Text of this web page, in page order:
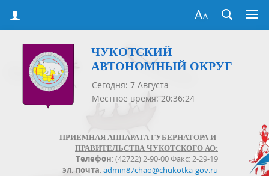
ЧУКОТСКИЙ
АВТОНОМНЫЙ ОКРУГ
Сегодня: 7 Августа
Местное время: 20:36:25
ПРИЕМНАЯ АППАРАТА ГУБЕРНАТОРА И
ПРАВИТЕЛЬСТВА ЧУКОТСКОГО АО:
Телефон: (42722) 2-90-00 Факс: 2-29-19
эл. почта:admin87chao@chukotka-gov.ru